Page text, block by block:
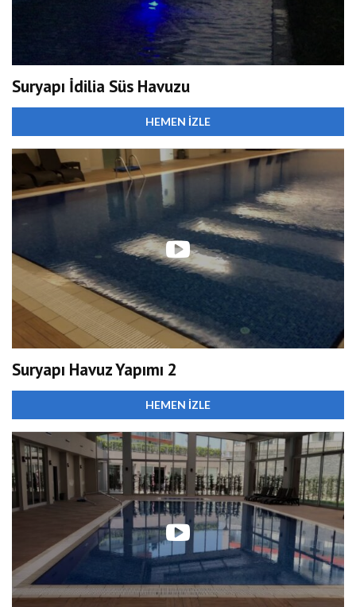
Suryapı İdilia Süs Havuzu
HEMEN İZLE
Suryapı Havuz Yapımı 2
HEMEN İZLE